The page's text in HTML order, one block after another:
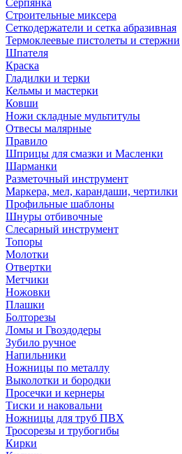
Серпянка
Строительные миксера
Сеткодержатели и сетка абразивная
Термоклеевые пистолеты и стержни
Шпателя
Краска
Гладилки и терки
Кельмы и мастерки
Ковши
Ножи складные мультитулы
Отвесы малярные
Правило
Шприцы для смазки и Масленки
Шарманки
Разметочный инструмент
Маркера, мел, карандаши, чертилки
Профильные шаблоны
Шнуры отбивочные
Слесарный инструмент
Топоры
Молотки
Отвертки
Метчики
Ножовки
Плашки
Болторезы
Ломы и Гвоздодеры
Зубило ручное
Напильники
Ножницы по металлу
Выколотки и бородки
Просечки и кернеры
Тиски и наковальни
Ножницы для труб ПВХ
Тросорезы и трубогибы
Кирки